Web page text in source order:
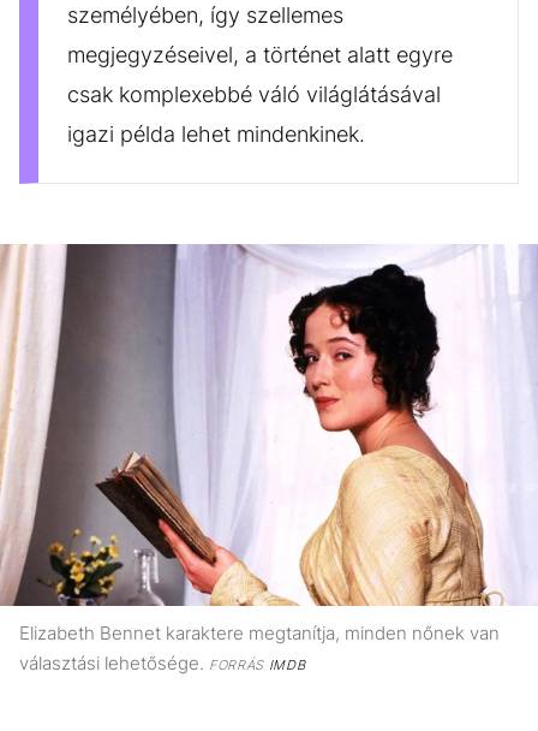
személyében, így szellemes
megjegyzéseivel, a történet alatt egyre
csak komplexebbé váló világlátásával
igazi példa lehet mindenkinek.
Elizabeth Bennet karaktere megtanítja, minden nőnek van
választási lehetősége. FORRÁSIMDB